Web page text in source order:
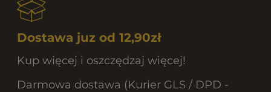
Dostawa juz od 12,90zł
Kup więcej i oszczędzaj więcej!
Darmowa dostawa (Kurier GLS / DPD -